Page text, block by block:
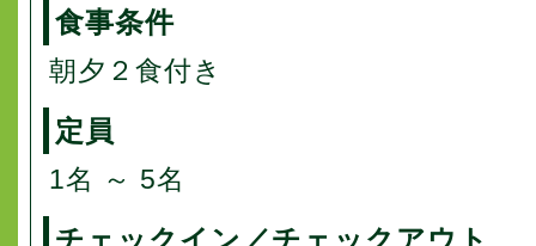
食事条件
朝夕２食付き
定員
1名 ～ 5名
チェックイン／チェックアウト